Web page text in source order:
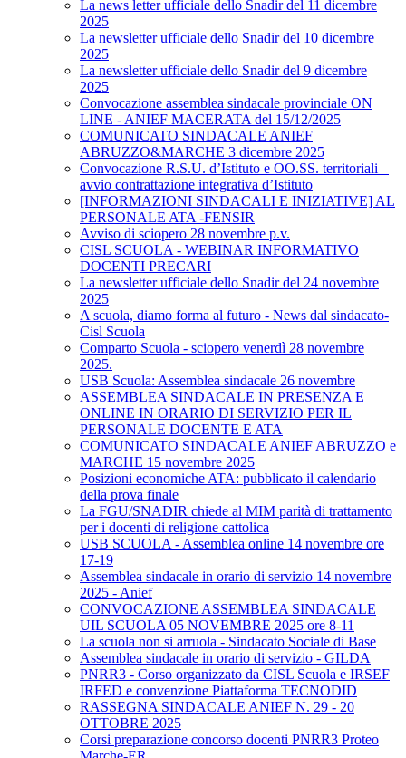
La news letter ufficiale dello Snadir del 11 dicembre
2025
La newsletter ufficiale dello Snadir del 10 dicembre
2025
La newsletter ufficiale dello Snadir del 9 dicembre
2025
Convocazione assemblea sindacale provinciale ON
LINE - ANIEF MACERATA del 15/12/2025
COMUNICATO SINDACALE ANIEF
ABRUZZO&MARCHE 3 dicembre 2025
Convocazione R.S.U. d’Istituto e OO.SS. territoriali –
avvio contrattazione integrativa d’Istituto
[INFORMAZIONI SINDACALI E INIZIATIVE] AL
PERSONALE ATA -FENSIR
Avviso di sciopero 28 novembre p.v.
CISL SCUOLA - WEBINAR INFORMATIVO
DOCENTI PRECARI
La newsletter ufficiale dello Snadir del 24 novembre
2025
A scuola, diamo forma al futuro - News dal sindacato-
Cisl Scuola
Comparto Scuola - sciopero venerdì 28 novembre
2025.
USB Scuola: Assemblea sindacale 26 novembre
ASSEMBLEA SINDACALE IN PRESENZA E
ONLINE IN ORARIO DI SERVIZIO PER IL
PERSONALE DOCENTE E ATA
COMUNICATO SINDACALE ANIEF ABRUZZO e
MARCHE 15 novembre 2025
Posizioni economiche ATA: pubblicato il calendario
della prova finale
La FGU/SNADIR chiede al MIM parità di trattamento
per i docenti di religione cattolica
USB SCUOLA - Assemblea online 14 novembre ore
17-19
Assemblea sindacale in orario di servizio 14 novembre
2025 - Anief
CONVOCAZIONE ASSEMBLEA SINDACALE
UIL SCUOLA 05 NOVEMBRE 2025 ore 8-11
La scuola non si arruola - Sindacato Sociale di Base
Assemblea sindacale in orario di servizio - GILDA
PNRR3 - Corso organizzato da CISL Scuola e IRSEF
IRFED e convenzione Piattaforma TECNODID
RASSEGNA SINDACALE ANIEF N. 29 - 20
OTTOBRE 2025
Corsi preparazione concorso docenti PNRR3 Proteo